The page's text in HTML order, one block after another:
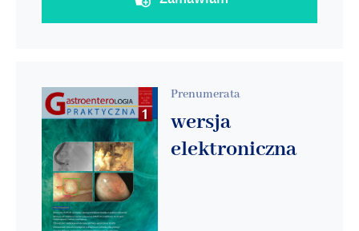
Prenumerata
wersja
elektroniczna